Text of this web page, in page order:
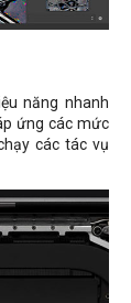
năng nhanh
ứng các mức
các tác vụ